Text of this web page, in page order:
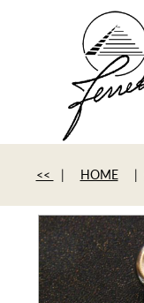
<< | HOME |